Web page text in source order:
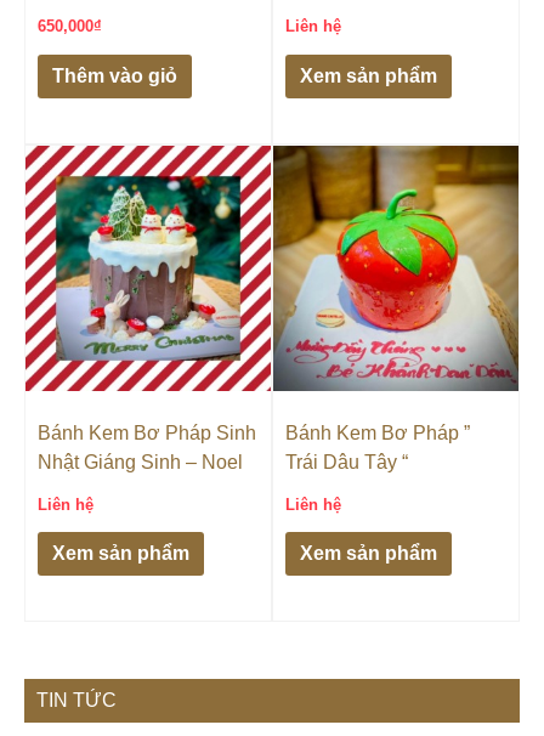
650,000₫
Thêm vào giỏ
Liên hệ
Xem sản phẩm
Bánh Kem Bơ Pháp Sinh
Nhật Giáng Sinh – Noel
Liên hệ
Xem sản phẩm
Bánh Kem Bơ Pháp ”
Trái Dâu Tây “
Liên hệ
Xem sản phẩm
TIN TỨC